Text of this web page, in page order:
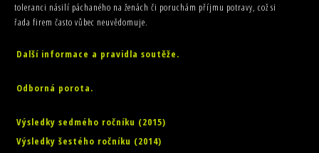
toleranci násilí páchaného na ženách či poruchám příjmu potravy, což si
řada firem často vůbec neuvědomuje.
Další informace a pravidla soutěže.
Odborná porota.
Výsledky sedmého ročníku (2015)
Výsledky šestého ročníku (2014)